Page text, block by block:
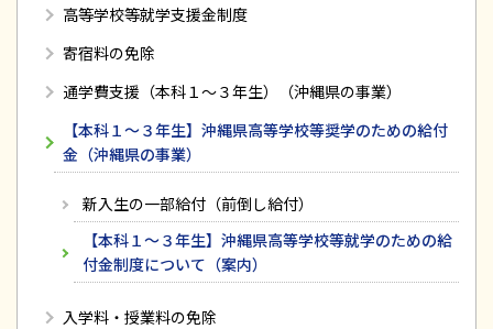
高等学校等就学支援金制度
寄宿料の免除
通学費支援（本科１～３年生）（沖縄県の事業）
【本科１～３年生】沖縄県高等学校等奨学のための給付
金（沖縄県の事業）
新入生の一部給付（前倒し給付）
【本科１～３年生】沖縄県高等学校等就学のための給
付金制度について（案内）
入学料・授業料の免除